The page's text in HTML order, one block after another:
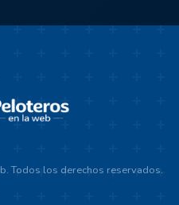
Todos los derechos reservados.